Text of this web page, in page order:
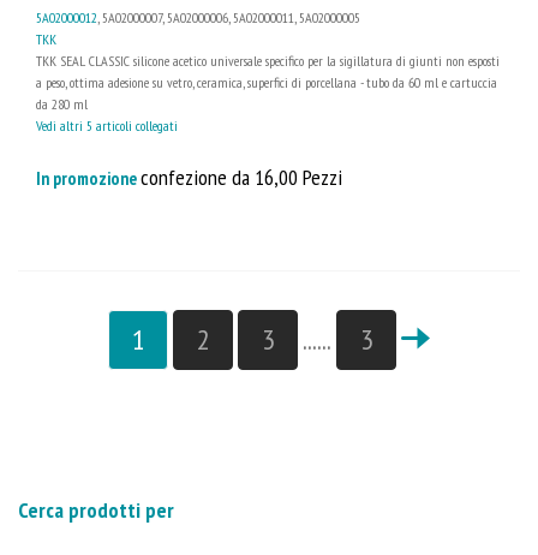
5A02000012, 5A02000007, 5A02000006, 5A02000011, 5A02000005
TKK
TKK SEAL CLASSIC silicone acetico universale specifico per la sigillatura di giunti non esposti
a peso, ottima adesione su vetro, ceramica, superfici di porcellana - tubo da 60 ml e cartuccia
da 280 ml
Vedi altri 5 articoli collegati
In promozioneconfezione da 16,00 Pezzi
1 2 3 ...... 3
Cerca prodotti per